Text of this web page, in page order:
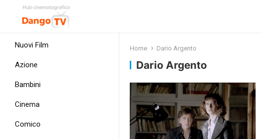
Nuovi Film
Azione
Bambini
Cinema
Comico
Home Dario Argento
Dario Argento